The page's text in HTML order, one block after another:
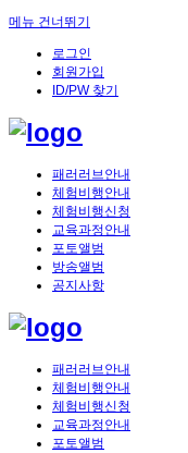
메뉴 건너뛰기
로그인
회원가입
ID/PW 찾기
패러러브안내
체험비행안내
체험비행신청
교육과정안내
포토앨범
방송앨범
공지사항
패러러브안내
체험비행안내
체험비행신청
교육과정안내
포토앨범